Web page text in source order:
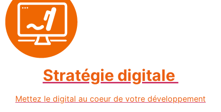
Stratégie digitale
Mettez le digital au coeur de votre développement